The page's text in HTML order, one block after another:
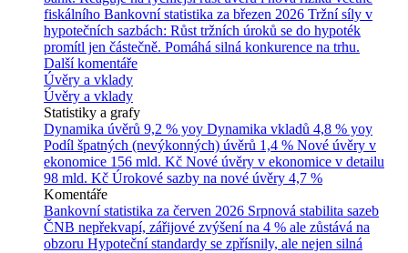
fiskálního Bankovní statistika za březen 2026 Tržní síly v
hypotečních sazbách: Růst tržních úroků se do hypoték
promítl jen částečně. Pomáhá silná konkurence na trhu.
Další komentáře
Úvěry a vklady
Úvěry a vklady
Statistiky a grafy
Dynamika úvěrů 9,2 % yoy Dynamika vkladů 4,8 % yoy
Podíl špatných (nevýkonných) úvěrů 1,4 % Nové úvěry v
ekonomice 156 mld. Kč Nové úvěry v ekonomice v detailu
98 mld. Kč Úrokové sazby na nové úvěry 4,7 %
Komentáře
Bankovní statistika za červen 2026 Srpnová stabilita sazeb
ČNB nepřekvapí, zářijové zvýšení na 4 % ale zůstává na
obzoru Hypoteční standardy se zpřísnily, ale nejen silná